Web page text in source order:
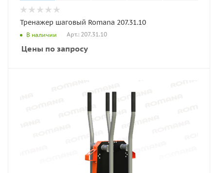
Тренажер шаговый Romana 207.31.10
В наличии Арт.: 207.31.10
Цены по запросу